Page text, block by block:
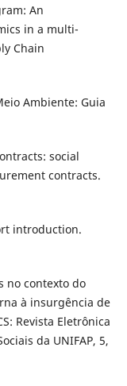
An
in a multi-
Chain
Ambiente: Guia
social
contracts.
introduction.
no contexto do
à insurgência de
Revista Eletrônica
da UNIFAP, 5,